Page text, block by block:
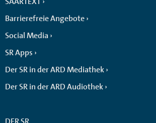
Barrierefreie Angebote
Social Media
SR Apps
Der SR in der ARD Mediathek
Der SR in der ARD Audiothek